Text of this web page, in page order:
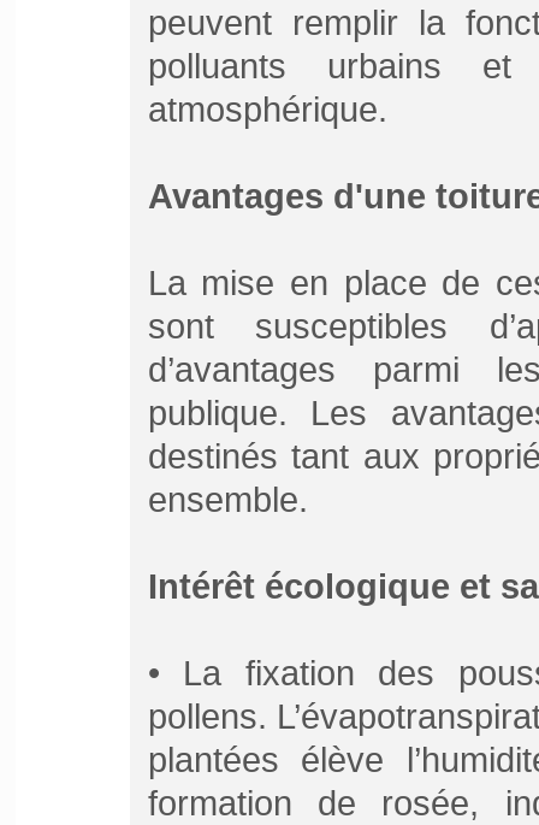
peuvent remplir la
polluants urbains
atmosphérique.
Avantages d'une
La mise en place de
sont susceptibles
d’avantages parmi
publique. Les
destinés tant aux
ensemble.
Intérêt écologique et
• La fixation des
pollens.
plantées élève
formation de rosée,